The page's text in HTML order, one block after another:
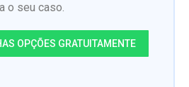
o seu caso.
OPÇÕES GRATUITAMENTE